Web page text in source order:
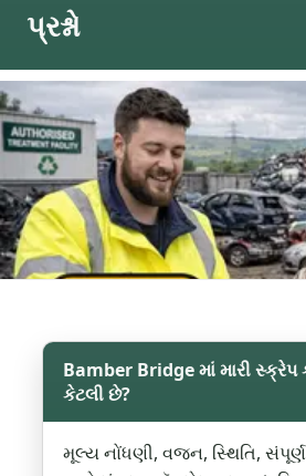
પ્રશ્નો
Bamber Bridge માં મારી સ્ક્રેપ
કેટલી છે?
મૂલ્ય નોંધણી, વજન, સ્થિતિ,